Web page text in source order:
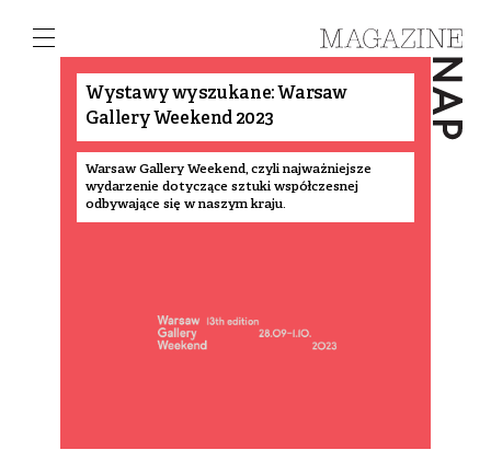
Wystawy wyszukane: Warsaw
Gallery Weekend 2023
Warsaw Gallery Weekend, czyli najważniejsze
wydarzenie dotyczące sztuki współczesnej
odbywające się w naszym kraju.